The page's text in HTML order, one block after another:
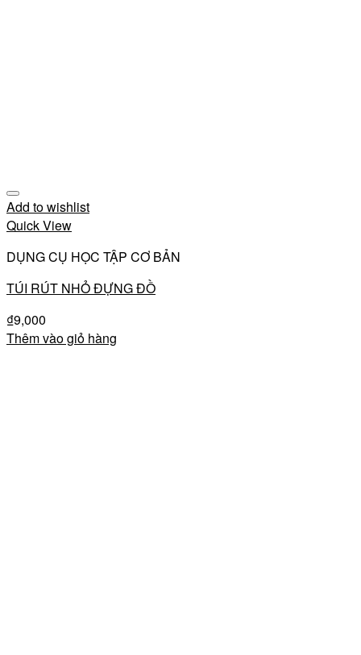
Add to wishlist
Quick View
DỤNG CỤ HỌC TẬP CƠ BẢN
TÚI RÚT NHỎ ĐỰNG ĐỒ
₫9,000
Thêm vào giỏ hàng